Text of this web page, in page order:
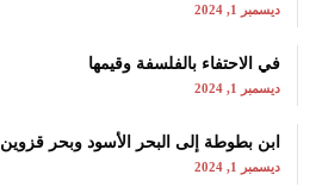
ديسمبر 1, 2024
في الاحتفاء بالفلسفة وقيمها
ديسمبر 1, 2024
ابن بطوطة إلى البحر الأسود وبحر قزوين
ديسمبر 1, 2024